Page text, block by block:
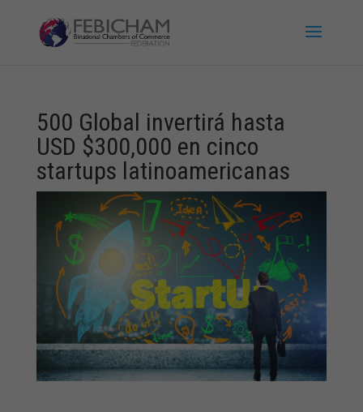
500 Global invertirá hasta
USD $300,000 en cinco
startups latinoamericanas